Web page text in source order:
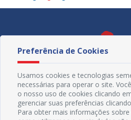
Preferência de Cookies
Usamos cookies e tecnologias
necessárias para operar o site.
o nosso uso de cookies clicando
gerenciar suas preferências
Para obter mais informações